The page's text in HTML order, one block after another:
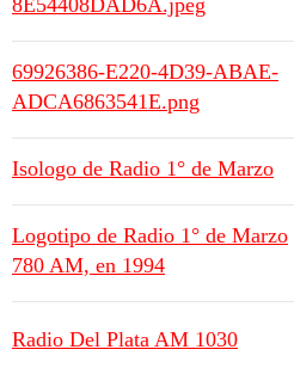
8E54408DAD6A.jpeg
69926386-E220-4D39-ABAE-
ADCA6863541E.png
Isologo de Radio 1° de Marzo
Logotipo de Radio 1° de Marzo
780 AM, en 1994
Radio Del Plata AM 1030